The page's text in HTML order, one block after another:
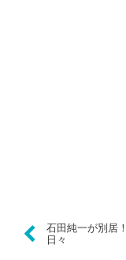
石田純一が別居
日々